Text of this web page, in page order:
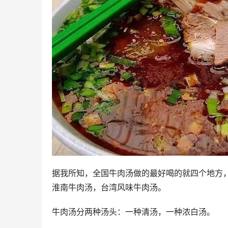
据我所知，全国牛肉汤做的最好喝的就四个地
淮南牛肉汤，台湾风味牛肉汤。
牛肉汤分两种汤头：一种清汤，一种浓白汤。